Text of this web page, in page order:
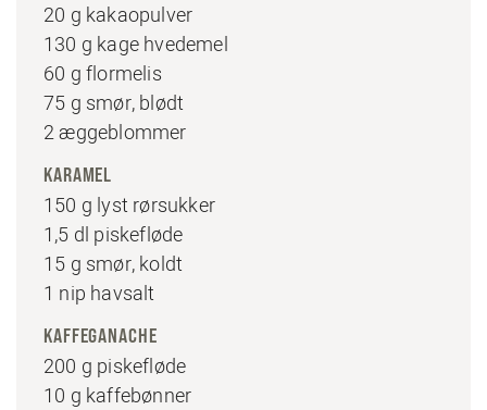
20 g kakaopulver
130 g kage hvedemel
60 g flormelis
75 g smør, blødt
2 æggeblommer
KARAMEL
150 g lyst rørsukker
1,5 dl piskefløde
15 g smør, koldt
1 nip havsalt
KAFFEGANACHE
200 g piskefløde
10 g kaffebønner